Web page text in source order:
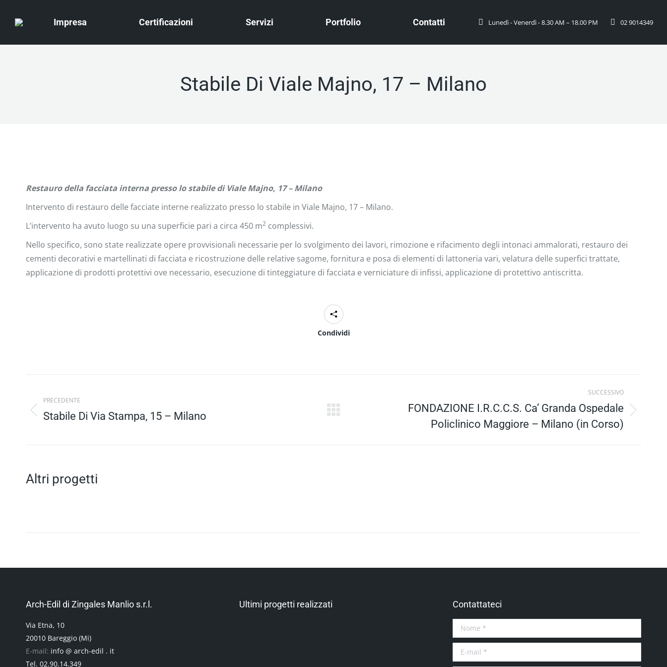
Impresa Certificazioni Servizi Portfolio Contatti Lunedì - Venerdì - 8.30 AM – 18.00 PM 02 9014349
Stabile Di Viale Majno, 17 – Milano
Restauro della facciata interna presso lo stabile di Viale Majno, 17 – Milano
Intervento di restauro delle facciate interne realizzato presso lo stabile in Viale Majno, 17 – Milano.
L’intervento ha avuto luogo su una superficie pari a circa 450 m2 complessivi.
Nello specifico, sono state realizzate opere provvisionali necessarie per lo svolgimento dei lavori, rimozione e rifacimento degli intonaci ammalorati, restauro dei
cementi decorativi e martellinati di facciata e ricostruzione delle relative sagome, fornitura e posa di elementi di lattoneria vari, velatura delle superfici trattate,
applicazione di prodotti protettivi ove necessario, esecuzione di tinteggiature di facciata e verniciature di infissi, applicazione di protettivo antiscritta.
Condividi
navigation
PRECEDENTE
Previous
Stabile Di Via Stampa, 15 – Milano
SUCCESSIVO
FONDAZIONE I.R.C.C.S. Ca’ Granda Ospedale
Policlinico Maggiore – Milano (in Corso)
Altri progetti
Arch-Edil di Zingales Manlio s.r.l.
Via Etna, 10
20010 Bareggio (Mi)
E-mail: info @ arch-edil . it
Tel. 02.90.14.349
Ultimi progetti realizzati Contattateci
Nome *
E-mail *